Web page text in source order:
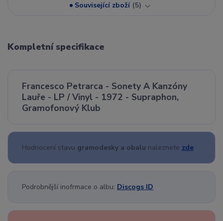
Související zboží 5
Kompletní specifikace
Francesco Petrarca - Sonety A Kanzóny
Lauře - LP / Vinyl - 1972 - Supraphon,
Gramofonový Klub
Hodnocení stavu gramodesky a obalu naleznete zde
Podrobnější inofrmace o albu: Discogs ID